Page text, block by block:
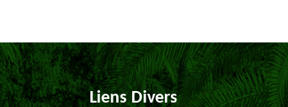
Liens Divers